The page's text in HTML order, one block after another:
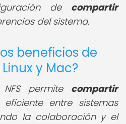
de compartir
del sistema.
beneficios de
y Mac?
permite compartir
entre sistemas
la colaboración y el